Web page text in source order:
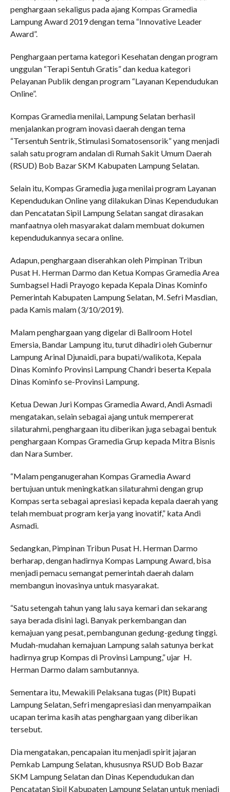
penghargaan sekaligus pada ajang Kompas Gramedia
Lampung Award 2019 dengan tema “Innovative Leader
Award”.
Penghargaan pertama kategori Kesehatan dengan program
unggulan “Terapi Sentuh Gratis” dan kedua kategori
Pelayanan Publik dengan program “Layanan Kependudukan
Online”.
Kompas Gramedia menilai, Lampung Selatan berhasil
menjalankan program inovasi daerah dengan tema
“Tersentuh Sentrik, Stimulasi Somatosensorik” yang menjadi
salah satu program andalan di Rumah Sakit Umum Daerah
(RSUD) Bob Bazar SKM Kabupaten Lampung Selatan.
Selain itu, Kompas Gramedia juga menilai program Layanan
Kependudukan Online yang dilakukan Dinas Kependudukan
dan Pencatatan Sipil Lampung Selatan sangat dirasakan
manfaatnya oleh masyarakat dalam membuat dokumen
kependudukannya secara online.
Adapun, penghargaan diserahkan oleh Pimpinan Tribun
Pusat H. Herman Darmo dan Ketua Kompas Gramedia Area
Sumbagsel Hadi Prayogo kepada Kepala Dinas Kominfo
Pemerintah Kabupaten Lampung Selatan, M. Sefri Masdian,
pada Kamis malam (3/10/2019).
Malam penghargaan yang digelar di Ballroom Hotel
Emersia, Bandar Lampung itu, turut dihadiri oleh Gubernur
Lampung Arinal Djunaidi, para bupati/walikota, Kepala
Dinas Kominfo Provinsi Lampung Chandri beserta Kepala
Dinas Kominfo se-Provinsi Lampung.
Ketua Dewan Juri Kompas Gramedia Award, Andi Asmadi
mengatakan, selain sebagai ajang untuk mempererat
silaturahmi, penghargaan itu diberikan juga sebagai bentuk
penghargaan Kompas Gramedia Grup kepada Mitra Bisnis
dan Nara Sumber.
“Malam penganugerahan Kompas Gramedia Award
bertujuan untuk meningkatkan silaturahmi dengan grup
Kompas serta sebagai apresiasi kepada kepala daerah yang
telah membuat program kerja yang inovatif,” kata Andi
Asmadi.
Sedangkan, Pimpinan Tribun Pusat H. Herman Darmo
berharap, dengan hadirnya Kompas Lampung Award, bisa
menjadi pemacu semangat pemerintah daerah dalam
membangun inovasinya untuk masyarakat.
“Satu setengah tahun yang lalu saya kemari dan sekarang
saya berada disini lagi. Banyak perkembangan dan
kemajuan yang pesat, pembangunan gedung-gedung tinggi.
Mudah-mudahan kemajuan Lampung salah satunya berkat
hadirnya grup Kompas di Provinsi Lampung,” ujar H.
Herman Darmo dalam sambutannya.
Sementara itu, Mewakili Pelaksana tugas (Plt) Bupati
Lampung Selatan, Sefri mengapresiasi dan menyampaikan
ucapan terima kasih atas penghargaan yang diberikan
tersebut.
Dia mengatakan, pencapaian itu menjadi spirit jajaran
Pemkab Lampung Selatan, khususnya RSUD Bob Bazar
SKM Lampung Selatan dan Dinas Kependudukan dan
Pencatatan Sipil Kabupaten Lampung Selatan untuk menjadi